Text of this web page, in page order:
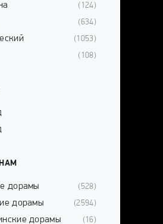
(124)
(634)
(1053)
(108)
дорамы (528)
дорамы (2594)
дорамы (16)